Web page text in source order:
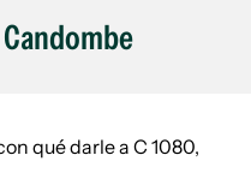
Candombe